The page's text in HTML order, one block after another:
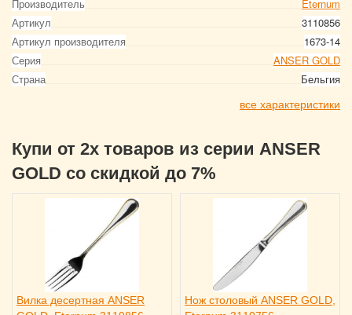
Производитель
Eternum
Артикул
3110856
Артикул производителя
1673-14
Серия
ANSER GOLD
Страна
Бельгия
все характеристики
Купи от 2х товаров из серии ANSER
GOLD со скидкой до 7%
Вилка десертная ANSER
Нож столовый ANSER GOLD,